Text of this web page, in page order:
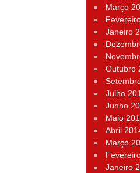
Março
Janeiro
Outubro
Julho
Junho
Maio
Abril
Março
Janeiro